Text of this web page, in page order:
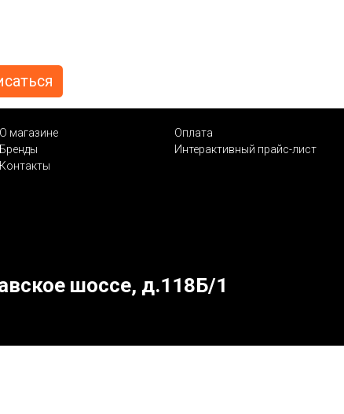
О магазине
Оплата
Бренды
Интерактивный прайс-лист
Контакты
шоссе, д.118Б/1